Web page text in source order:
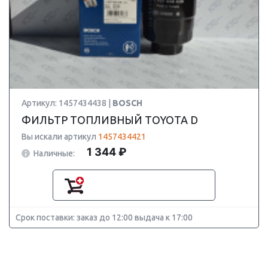
Артикул: 1457434438 | BOSCH
ФИЛЬТР ТОПЛИВНЫЙ TOYOTA D
Вы искали артикул 1457434421
Наличные:
1 344 ₽
Срок поставки: заказ до 12:00 выдача к 17:00